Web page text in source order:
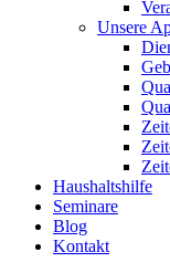
Unsere
Haushaltshilfe
Seminare
Blog
Kontakt